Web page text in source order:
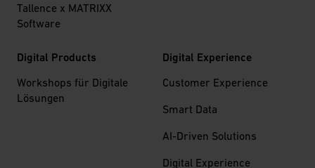
Tallence x MATRIXX
Software
Digital Products
Workshops für Digitale
Lösungen
Digital Experience
Customer Experience
Smart Data
AI-Driven Solutions
Digital Experience